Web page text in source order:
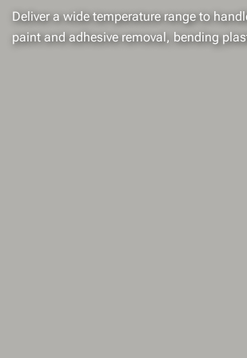
Deliver a wide temperature range to
paint and adhesive removal, bending